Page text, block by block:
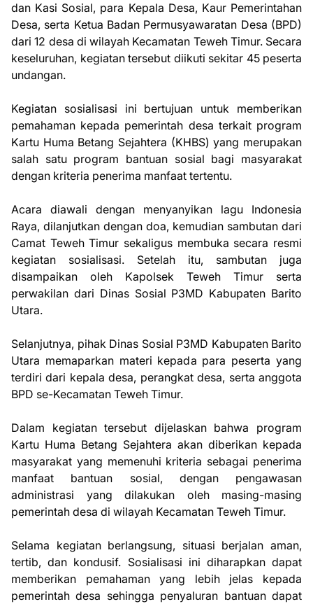
dan Kasi Sosial, para Kepala Desa, Kaur Pemerintahan
Desa, serta Ketua Badan Permusyawaratan Desa (BPD)
dari 12 desa di wilayah Kecamatan Teweh Timur. Secara
keseluruhan, kegiatan tersebut diikuti sekitar 45 peserta
undangan.
Kegiatan sosialisasi ini bertujuan untuk memberikan
pemahaman kepada pemerintah desa terkait program
Kartu Huma Betang Sejahtera (KHBS) yang merupakan
salah satu program bantuan sosial bagi masyarakat
dengan kriteria penerima manfaat tertentu.
Acara diawali dengan menyanyikan lagu Indonesia
Raya, dilanjutkan dengan doa, kemudian sambutan dari
Camat Teweh Timur sekaligus membuka secara resmi
kegiatan sosialisasi. Setelah itu, sambutan juga
disampaikan oleh Kapolsek Teweh Timur serta
perwakilan dari Dinas Sosial P3MD Kabupaten Barito
Utara.
Selanjutnya, pihak Dinas Sosial P3MD Kabupaten Barito
Utara memaparkan materi kepada para peserta yang
terdiri dari kepala desa, perangkat desa, serta anggota
BPD se-Kecamatan Teweh Timur.
Dalam kegiatan tersebut dijelaskan bahwa program
Kartu Huma Betang Sejahtera akan diberikan kepada
masyarakat yang memenuhi kriteria sebagai penerima
manfaat bantuan sosial, dengan pengawasan
administrasi yang dilakukan oleh masing-masing
pemerintah desa di wilayah Kecamatan Teweh Timur.
Selama kegiatan berlangsung, situasi berjalan aman,
tertib, dan kondusif. Sosialisasi ini diharapkan dapat
memberikan pemahaman yang lebih jelas kepada
pemerintah desa sehingga penyaluran bantuan dapat